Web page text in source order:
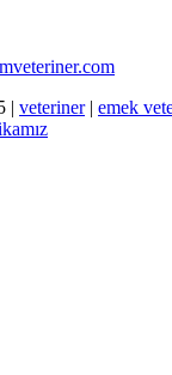
| veteriner| emek